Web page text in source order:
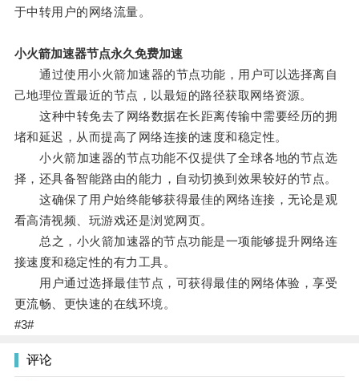
于中转用户的网络流量。
小火箭加速器节点永久免费加速
通过使用小火箭加速器的节点功能，用户可以选择离自
己地理位置最近的节点，以最短的路径获取网络资源。
这种中转免去了网络数据在长距离传输中需要经历的拥
堵和延迟，从而提高了网络连接的速度和稳定性。
小火箭加速器的节点功能不仅提供了全球各地的节点选
择，还具备智能路由的能力，自动切换到效果较好的节点。
这确保了用户始终能够获得最佳的网络连接，无论是观
看高清视频、玩游戏还是浏览网页。
总之，小火箭加速器的节点功能是一项能够提升网络连
接速度和稳定性的有力工具。
用户通过选择最佳节点，可获得最佳的网络体验，享受
更流畅、更快速的在线环境。
#3#
评论